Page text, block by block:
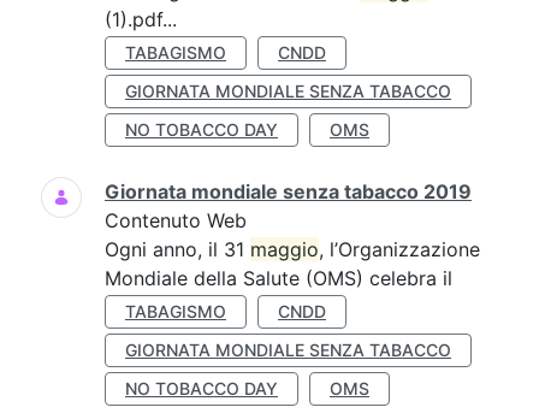
(1).pdf...
TABAGISMO
CNDD
GIORNATA MONDIALE SENZA TABACCO
NO TOBACCO DAY
OMS
Giornata mondiale senza tabacco 2019
Contenuto Web
Ogni anno, il 31 maggio, l’Organizzazione
Mondiale della Salute (OMS) celebra il
TABAGISMO
CNDD
GIORNATA MONDIALE SENZA TABACCO
NO TOBACCO DAY
OMS